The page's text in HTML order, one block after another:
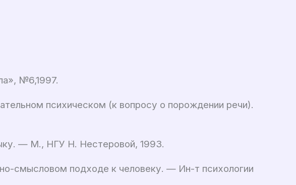
№6,1997.
психическом (к вопросу о порождении речи).
— М., НГУ Н. Нестеровой, 1993.
смысловом подходе к человеку. — Ин-т психологии